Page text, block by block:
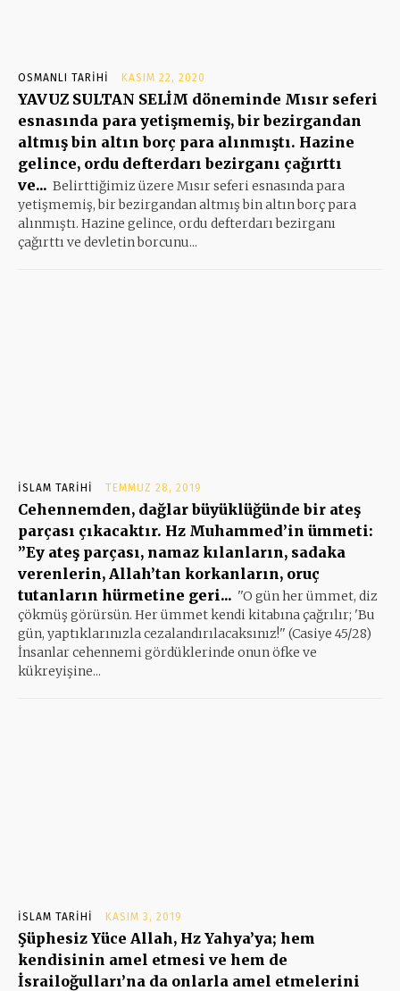
OSMANLI TARIHI KASIM 22, 2020
YAVUZ SULTAN SELİM döneminde Mısır seferi
esnasında para yetişmemiş, bir bezirgandan
altmış bin altın borç para alınmıştı. Hazine
gelince, ordu defterdarı bezirganı çağırttı
ve... Belirttiğimiz üzere Mısır seferi esnasında para
yetişmemiş, bir bezirgandan altmış bin altın borç para
alınmıştı. Hazine gelince, ordu defterdarı bezirganı
çağırttı ve devletin borcunu...
İSLAM TARIHI TEMMUZ 28, 2019
Cehennemden, dağlar büyüklüğünde bir ateş
parçası çıkacaktır. Hz Muhammed’in ümmeti:
”Ey ateş parçası, namaz kılanların, sadaka
verenlerin, Allah’tan korkanların, oruç
tutanların hürmetine geri... ''O gün her ümmet, diz
çökmüş görürsün. Her ümmet kendi kitabına çağrılır; 'Bu
gün, yaptıklarınızla cezalandırılacaksınız!'' (Casiye 45/28)
İnsanlar cehennemi gördüklerinde onun öfke ve
kükreyişine...
İSLAM TARIHI KASIM 3, 2019
Şüphesiz Yüce Allah, Hz Yahya’ya; hem
kendisinin amel etmesi ve hem de
İsrailoğulları’na da onlarla amel etmelerini